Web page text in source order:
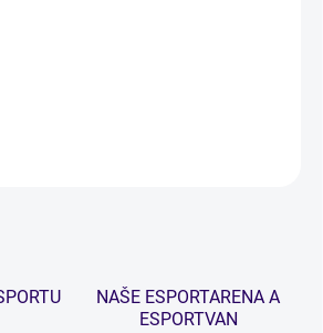
NAŠE ESPORTARENA A
ESPORTVAN